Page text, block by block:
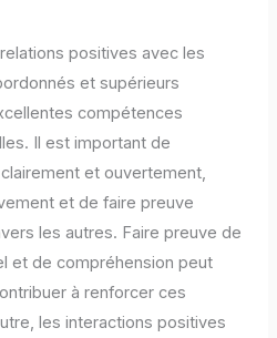
positives avec les
et supérieurs
compétences
Il est important de
et ouvertement,
et de faire preuve
les autres. Faire preuve de
et de compréhension peut
à renforcer ces
les interactions positives